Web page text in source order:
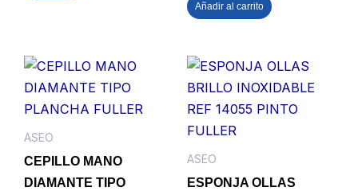
Añadir al carrito
ASEO
CEPILLO MANO
DIAMANTE TIPO
ASEO
ESPONJA OLLAS